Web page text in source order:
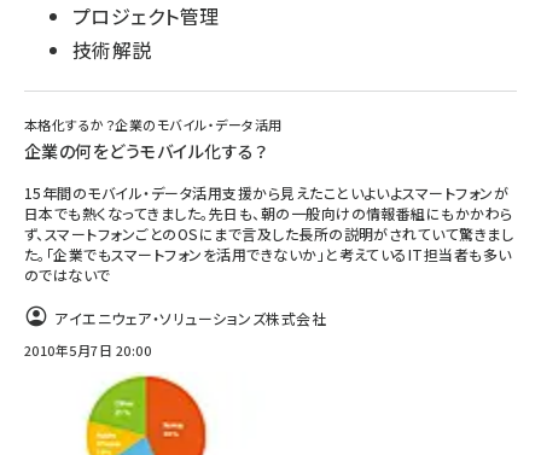
プロジェクト管理
技術解説
本格化するか？企業のモバイル・データ活用
企業の何をどうモバイル化する？
15年間のモバイル・データ活用支援から見えたこといよいよスマートフォンが
日本でも熱くなってきました。先日も、朝の一般向けの情報番組にもかかわら
ず、スマートフォンごとのOSにまで言及した長所の説明がされていて驚きまし
た。「企業でもスマートフォンを活用できないか」と考えているIT担当者も多い
のではないで
アイエニウェア・ソリューションズ株式会社
2010年5月7日 20:00